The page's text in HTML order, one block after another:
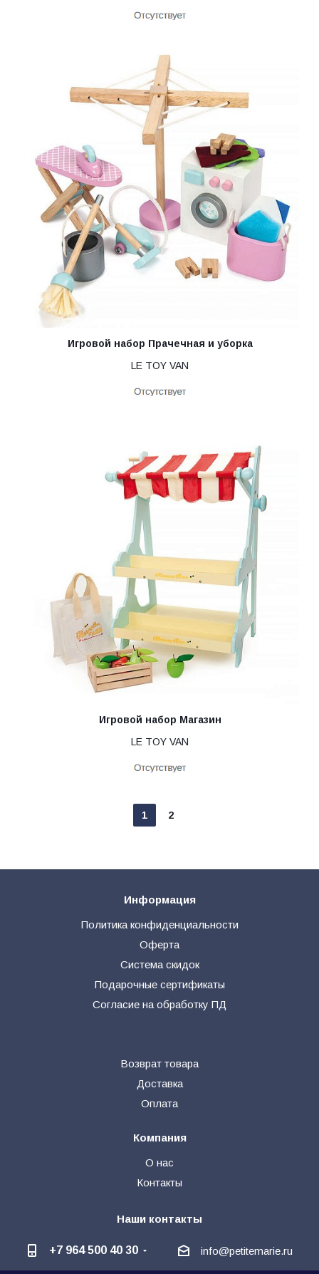
Игровой набор Прачечная и уборка
LE TOY VAN
Игровой набор Магазин
LE TOY VAN
1 2
Информация
Политика конфиденциальности
Оферта
Система скидок
Подарочные сертификаты
Согласие на обработку ПД
Возврат товара
Доставка
Оплата
Компания
О нас
Контакты
Наши контакты
+7 964 500 40 30 info@petitemarie.ru